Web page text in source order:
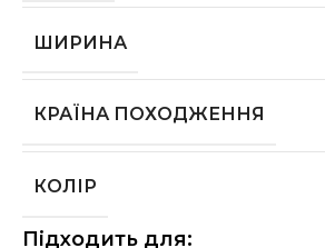
ШИРИНА
КРАЇНА ПОХОДЖЕННЯ
КОЛІР
Підходить для: